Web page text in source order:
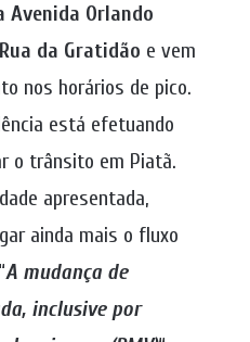
Orlando
da Gratidão e vem
nos horários de pico.
está efetuando
o trânsito em Piatã.
apresentada,
ainda mais o fluxo
A mudança de
inclusive por